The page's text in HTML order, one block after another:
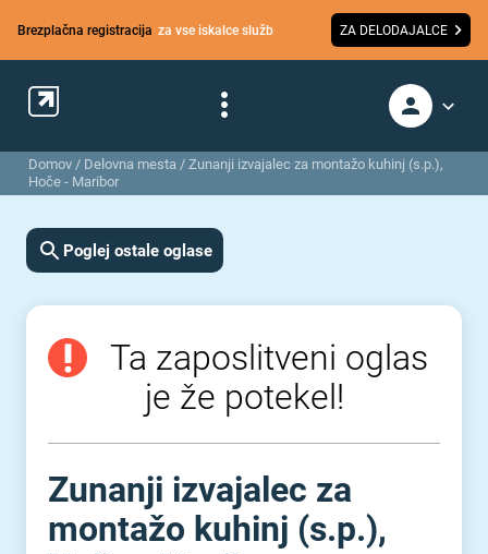
Brezplačna registracija za vse iskalce služb ZA DELODAJALCE
Domov / Delovna mesta / Zunanji izvajalec za montažo kuhinj (s.p.),
Hoče - Maribor
Poglej ostale oglase
Ta zaposlitveni oglas
je že potekel!
Zunanji izvajalec za
montažo kuhinj (s.p.),